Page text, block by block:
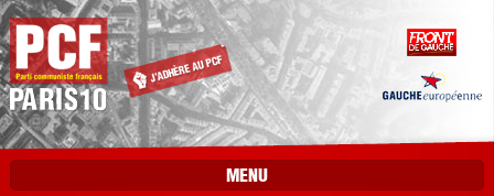
Aller au contenu principal
MENU